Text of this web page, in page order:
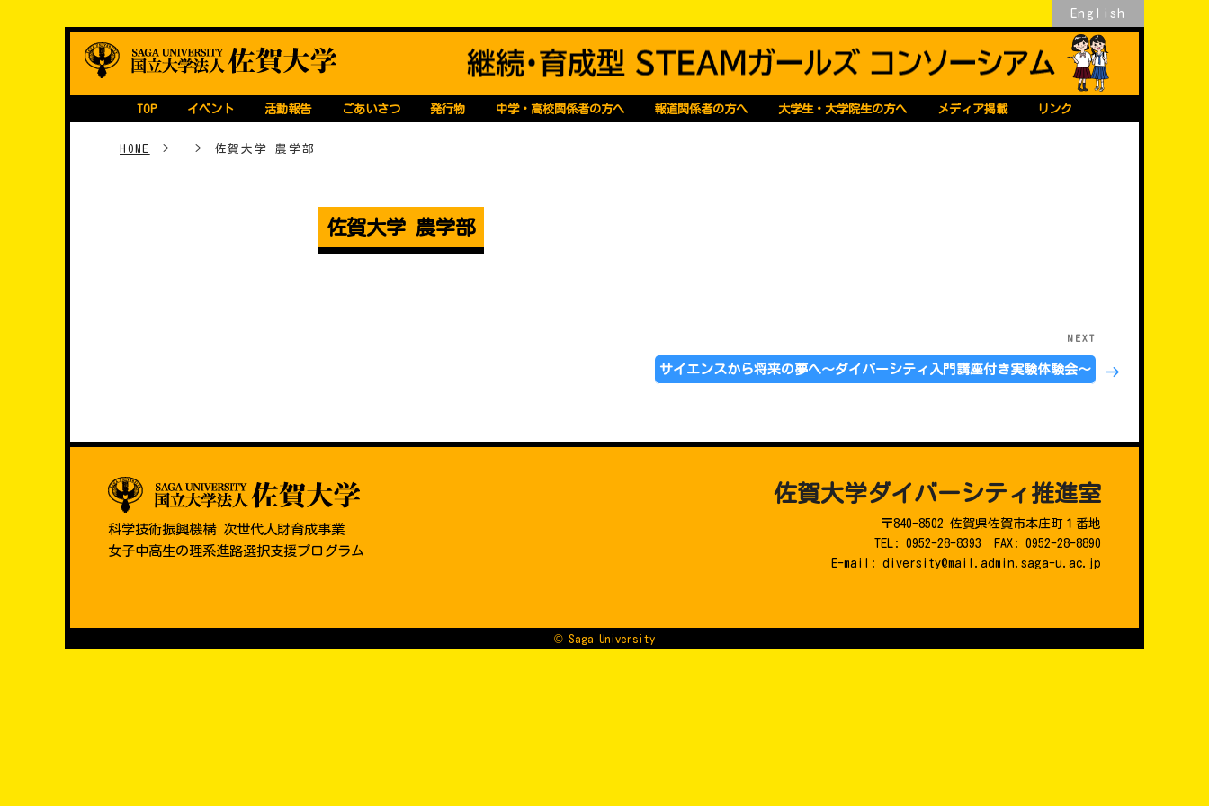
Skip
English
継続・育成型STEAMガールズコンソーシアム
国立大学法人 佐賀大学
TOP イベント 活動報告 ごあいさつ 発行物 中学・高校関係者の方へ 報道関係者の方へ 大学生・大学院生の方へ メディア掲載 リンク
HOME > > 佐賀大学 農学部
佐賀大学 農学部
Post
NEXT
サイエンスから将来の夢へ～ダイバーシティ入門講座付き実験体験会～
科学技術振興機構 次世代人財育成事業
女子中高生の理系進路選択支援プログラム
佐賀大学ダイバーシティ推進室
〒840-8502 佐賀県佐賀市本庄町１番地
TEL: 0952-28-8393 FAX: 0952-28-8890
E-mail: diversity@mail.admin.saga-u.ac.jp
© Saga University